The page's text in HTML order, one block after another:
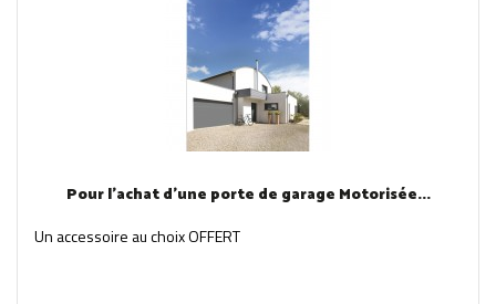
Pour l'achat d'une porte de garage Motorisée...
Un accessoire au choix OFFERT